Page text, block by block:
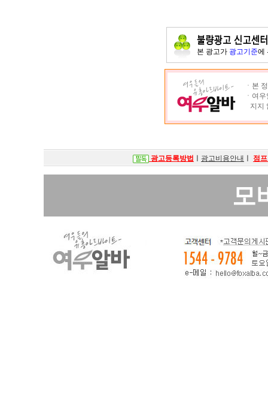
본 광고가 광고기준에
ㆍ본
ㆍ여
지지
광고등록방법 광고비용안내 점
모